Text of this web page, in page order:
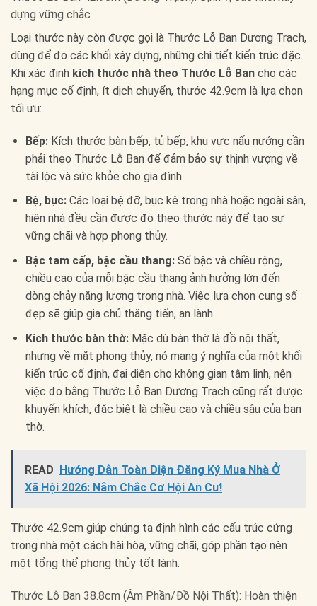
dựng vững chắc
Loại thước này còn được gọi là Thước Lỗ Ban Dương Trạch,
dùng để đo các khối xây dựng, những chi tiết kiến trúc đặc.
Khi xác định kích thước nhà theo Thước Lỗ Ban cho các
hạng mục cố định, ít dịch chuyển, thước 42.9cm là lựa chọn
tối ưu:
Bếp:Kích thước bàn bếp, tủ bếp, khu vực nấu nướng cần
phải theo Thước Lỗ Ban để đảm bảo sự thịnh vượng về
tài lộc và sức khỏe cho gia đình.
Bệ, bục:Các loại bệ đỡ, bục kê trong nhà hoặc ngoài sân,
hiên nhà đều cần được đo theo thước này để tạo sự
vững chãi và hợp phong thủy.
Bậc tam cấp, bậc cầu thang:Số bậc và chiều rộng,
chiều cao của mỗi bậc cầu thang ảnh hưởng lớn đến
dòng chảy năng lượng trong nhà. Việc lựa chọn cung số
đẹp sẽ giúp gia chủ thăng tiến, an lành.
Kích thước bàn thờ:Mặc dù bàn thờ là đồ nội thất,
nhưng về mặt phong thủy, nó mang ý nghĩa của một khối
kiến trúc cố định, đại diện cho không gian tâm linh, nên
việc đo bằng Thước Lỗ Ban Dương Trạch cũng rất được
khuyến khích, đặc biệt là chiều cao và chiều sâu của ban
thờ.
READ
Hướng Dẫn Toàn Diện Đăng Ký Mua Nhà Ở
Xã Hội 2026: Nắm Chắc Cơ Hội An Cư!
Thước 42.9cm giúp chúng ta định hình các cấu trúc cứng
trong nhà một cách hài hòa, vững chãi, góp phần tạo nên
một tổng thể phong thủy tốt lành.
Thước Lỗ Ban 38.8cm (Âm Phần/Đồ Nội Thất): Hoàn thiện